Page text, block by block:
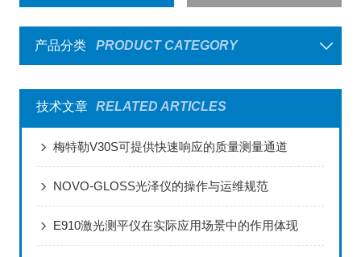
产品分类 PRODUCT CATEGORY
技术文章 RELATED ARTICLES
梅特勒V30S可提供快速响应的质量测量通道
NOVO-GLOSS光泽仪的操作与运维规范
E910激光测平仪在实际应用场景中的作用体现